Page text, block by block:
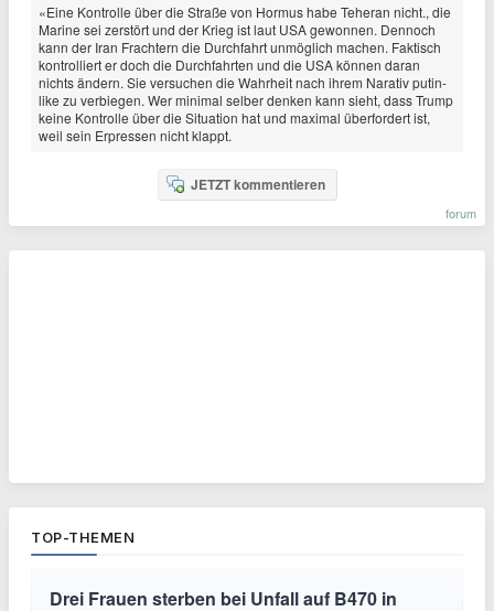
«Eine Kontrolle über die Straße von Hormus habe Teheran nicht., die
Marine sei zerstört und der Krieg ist laut USA gewonnen. Dennoch
kann der Iran Frachtern die Durchfahrt unmöglich machen. Faktisch
kontrolliert er doch die Durchfahrten und die USA können daran
nichts ändern. Sie versuchen die Wahrheit nach ihrem Narativ putin-
like zu verbiegen. Wer minimal selber denken kann sieht, dass Trump
keine Kontrolle über die Situation hat und maximal überfordert ist,
weil sein Erpressen nicht klappt.
JETZT kommentieren
forum
TOP-THEMEN
Drei Frauen sterben bei Unfall auf B470 in